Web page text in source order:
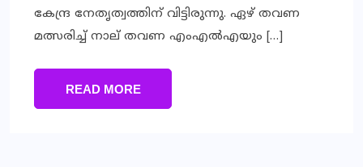
കേന്ദ്ര നേതൃത്വത്തിന് വിട്ടിരുന്നു. ഏഴ് തവണ
മത്സരിച്ച് നാല് തവണ എംഎല്‍എയും […]
READ MORE